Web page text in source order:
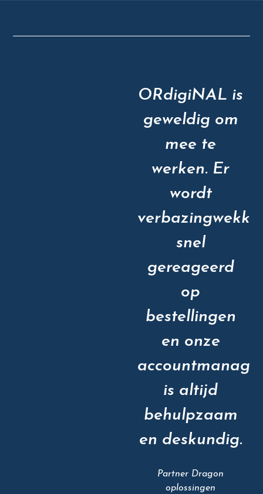
ORdigiNAL is
geweldig om
mee te
werken. Er
wordt
snel
gereageerd
op
bestellingen
en onze
is altijd
behulpzaam
en deskundig.
Partner Dragon
oplossingen